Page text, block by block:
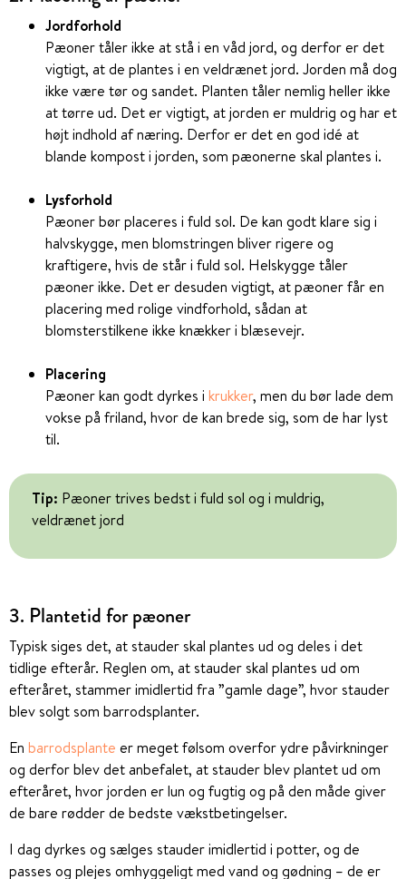
Jordforhold
Pæoner tåler ikke at stå i en våd jord, og derfor er det
vigtigt, at de plantes i en veldrænet jord. Jorden må dog
ikke være tør og sandet. Planten tåler nemlig heller ikke
at tørre ud. Det er vigtigt, at jorden er muldrig og har et
højt indhold af næring. Derfor er det en god idé at
blande kompost i jorden, som pæonerne skal plantes i.
Lysforhold
Pæoner bør placeres i fuld sol. De kan godt klare sig i
halvskygge, men blomstringen bliver rigere og
kraftigere, hvis de står i fuld sol. Helskygge tåler
pæoner ikke. Det er desuden vigtigt, at pæoner får en
placering med rolige vindforhold, sådan at
blomsterstilkene ikke knækker i blæsevejr.
Placering
Pæoner kan godt dyrkes i krukker, men du bør lade dem
vokse på friland, hvor de kan brede sig, som de har lyst
til.
Tip: Pæoner trives bedst i fuld sol og i muldrig,
veldrænet jord
3. Plantetid for pæoner
Typisk siges det, at stauder skal plantes ud og deles i det
tidlige efterår. Reglen om, at stauder skal plantes ud om
efteråret, stammer imidlertid fra ”gamle dage”, hvor stauder
blev solgt som barrodsplanter.
En barrodsplante er meget følsom overfor ydre påvirkninger
og derfor blev det anbefalet, at stauder blev plantet ud om
efteråret, hvor jorden er lun og fugtig og på den måde giver
de bare rødder de bedste vækstbetingelser.
I dag dyrkes og sælges stauder imidlertid i potter, og de
passes og plejes omhyggeligt med vand og gødning – de er